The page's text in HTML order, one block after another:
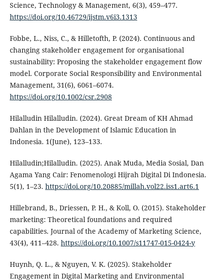
Science, Technology & Management, 6(3), 459–477.
https://doi.org/10.46729/ijstm.v6i3.1313
Fobbe, L., Niss, C., & Hilletofth, P. (2024). Continuous and
changing stakeholder engagement for organisational
sustainability: Proposing the stakeholder engagement flow
model. Corporate Social Responsibility and Environmental
Management, 31(6), 6061–6074.
https://doi.org/10.1002/csr.2908
Hilalludin Hilalludin. (2024). Great Dream of KH Ahmad
Dahlan in the Development of Islamic Education in
Indonesia. 1(June), 123–133.
Hilalludin;Hilalludin. (2025). Anak Muda, Media Sosial, Dan
Agama Yang Cair: Fenomenologi Hijrah Digital Di Indonesia.
5(1), 1–23. https://doi.org/10.20885/millah.vol22.iss1.art6.1
Hillebrand, B., Driessen, P. H., & Koll, O. (2015). Stakeholder
marketing: Theoretical foundations and required
capabilities. Journal of the Academy of Marketing Science,
43(4), 411–428. https://doi.org/10.1007/s11747-015-0424-y
Huynh, Q. L., & Nguyen, V. K. (2025). Stakeholder
Engagement in Digital Marketing and Environmental